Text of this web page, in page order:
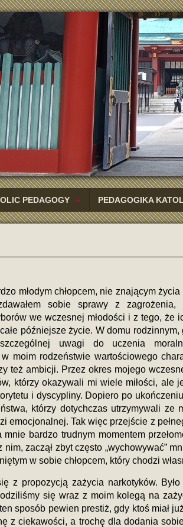
PEDAGOGY PEDAGOGIKA
młodym chłopcem, nie znającym
sobie sprawy z
we wczesnej młodości i z tego, że
późniejsze życie. W domu rodzinnym,
uwagi do uczenia
moim rodzeństwie wartościowego
też ambicji. Przez okres mojego
którzy okazywali mi wiele miłości, ale
i dyscypliny. Dopiero po
którzy dotychczas utrzymywali ze
emocjonalnej. Tak więc przejście z
bardzo trudnym momentem
zaczął zbyt często „wychowywać”
w sobie chłopcem, który chodzi
z propozycją zażycia narkotyków.
się wraz z moim kolegą na
sposób pewien prestiż, gdy ktoś miał
z ciekawości, a trochę dla dodania